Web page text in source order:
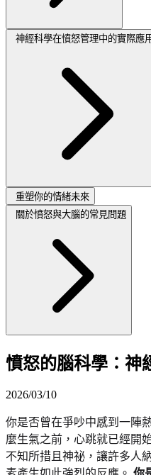
神經科學在憤怒管理中的實際應
重塑你的情緒未來
關於憤怒與大腦的常見問題
憤怒的腦科學：神
2026/03/10
你是否曾在爭吵中感到一陣
麼生氣之前，心跳就已經開
不知所措且神祕，讓許多人